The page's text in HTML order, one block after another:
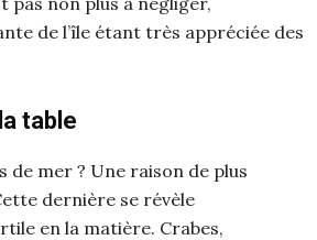
de l’île étant très appréciée des
table
de mer ? Une raison de plus
dernière se révèle
en la matière. Crabes,